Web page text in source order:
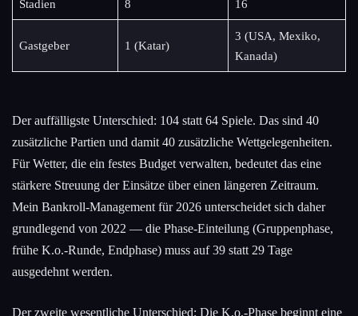
Stadien 8 16
Gastgeber 1 (Katar)
3 (USA, Mexiko,
Kanada)
Der auffälligste Unterschied: 104 statt 64 Spiele. Das sind 40
zusätzliche Partien und damit 40 zusätzliche Wettgelegenheiten.
Für Wetter, die ein festes Budget verwalten, bedeutet das eine
stärkere Streuung der Einsätze über einen längeren Zeitraum.
Mein Bankroll-Management für 2026 unterscheidet sich daher
grundlegend von 2022 — die Phase-Einteilung (Gruppenphase,
frühe K.o.-Runde, Endphase) muss auf 39 statt 29 Tage
ausgedehnt werden.
Der zweite wesentliche Unterschied: Die K.o.-Phase beginnt eine